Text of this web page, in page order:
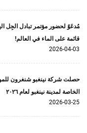
قائمة على الماء في العالم!
2026-04-03
حصلت شركة نينغبو شنغرون
الخاصة لمدينة نينغبو لعام ٢٠٢٦
2026-03-25